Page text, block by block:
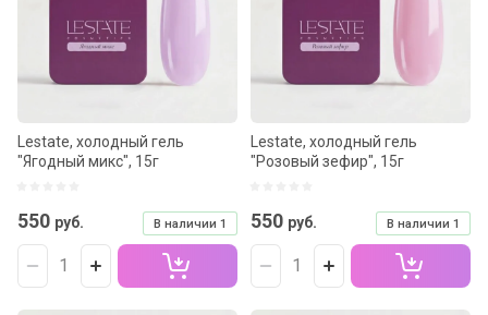
Lestate, холодный гель
"Ягодный микс", 15г
В наличии 1
550 руб.
Lestate, холодный гель
"Розовый зефир", 15г
В наличии 1
550 руб.